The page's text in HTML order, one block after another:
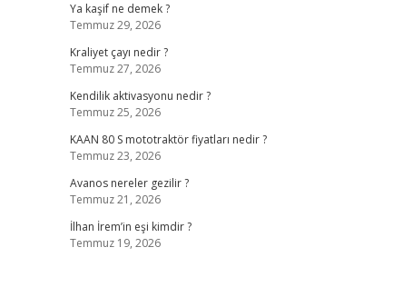
Ya kaşif ne demek ?
Temmuz 29, 2026
Kraliyet çayı nedir ?
Temmuz 27, 2026
Kendilik aktivasyonu nedir ?
Temmuz 25, 2026
KAAN 80 S mototraktör fiyatları nedir ?
Temmuz 23, 2026
Avanos nereler gezilir ?
Temmuz 21, 2026
İlhan İrem’in eşi kimdir ?
Temmuz 19, 2026